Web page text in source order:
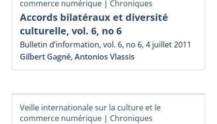
commerce numérique | Chroniques
Accords bilatéraux et diversité
culturelle, vol. 6, no 6
Bulletin d’information, vol. 6, no 6, 4 juillet 2011
Gilbert Gagné, Antonios Vlassis
Veille internationale sur la culture et le
commerce numérique | Chroniques